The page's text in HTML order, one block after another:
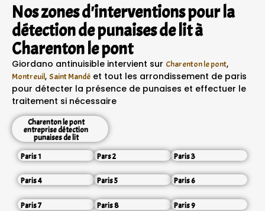
Nos zones d'interventions pour la
détection de punaises de lit à
Charenton le pont
Giordano antinuisible intervient sur Charenton le pont,
Montreuil, Saint Mandé et tout les arrondissement de paris
pour détecter la présence de punaises et effectuer le
traitement si nécessaire
Charenton le pont
entreprise détection
punaises de lit
Paris 1
Pars 2 Paris 3
Paris 4 Paris 5 Paris 6
Paris 7 Paris 8 Paris 9